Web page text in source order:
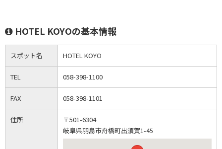
HOTEL KOYOの基本情報
スポット名 HOTEL KOYO
TEL 058-398-1100
FAX 058-398-1101
住所
〒501-6304
岐阜県羽島市舟橋町出須賀1-45